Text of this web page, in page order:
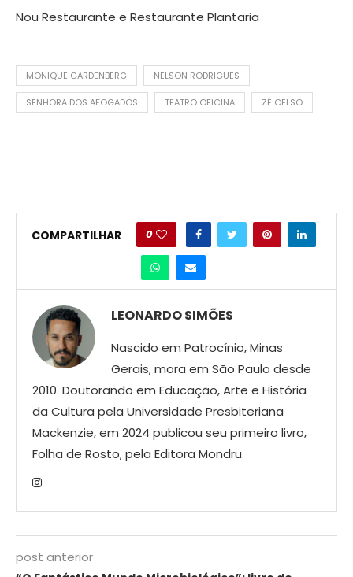
Nou Restaurante e Restaurante Plantaria
MONIQUE GARDENBERG NELSON RODRIGUES
SENHORA DOS AFOGADOS TEATRO OFICINA ZÉ CELSO
COMPARTILHAR 0
LEONARDO SIMÕES
Nascido em Patrocínio, Minas
Gerais, mora em São Paulo desde
2010. Doutorando em Educação, Arte e História
da Cultura pela Universidade Presbiteriana
Mackenzie, em 2024 publicou seu primeiro livro,
Folha de Rosto, pela Editora Mondru.
post anterior